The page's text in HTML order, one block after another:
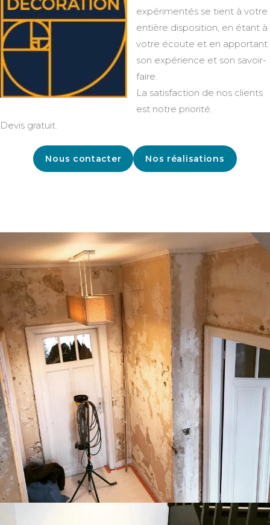
expérimentés se tient à votre
entière disposition, en étant à
votre écoute et en apportant
son expérience et son savoir-
faire.
La satisfaction de nos clients
est notre priorité.
Devis gratuit.
Nous contacter Nos réalisations